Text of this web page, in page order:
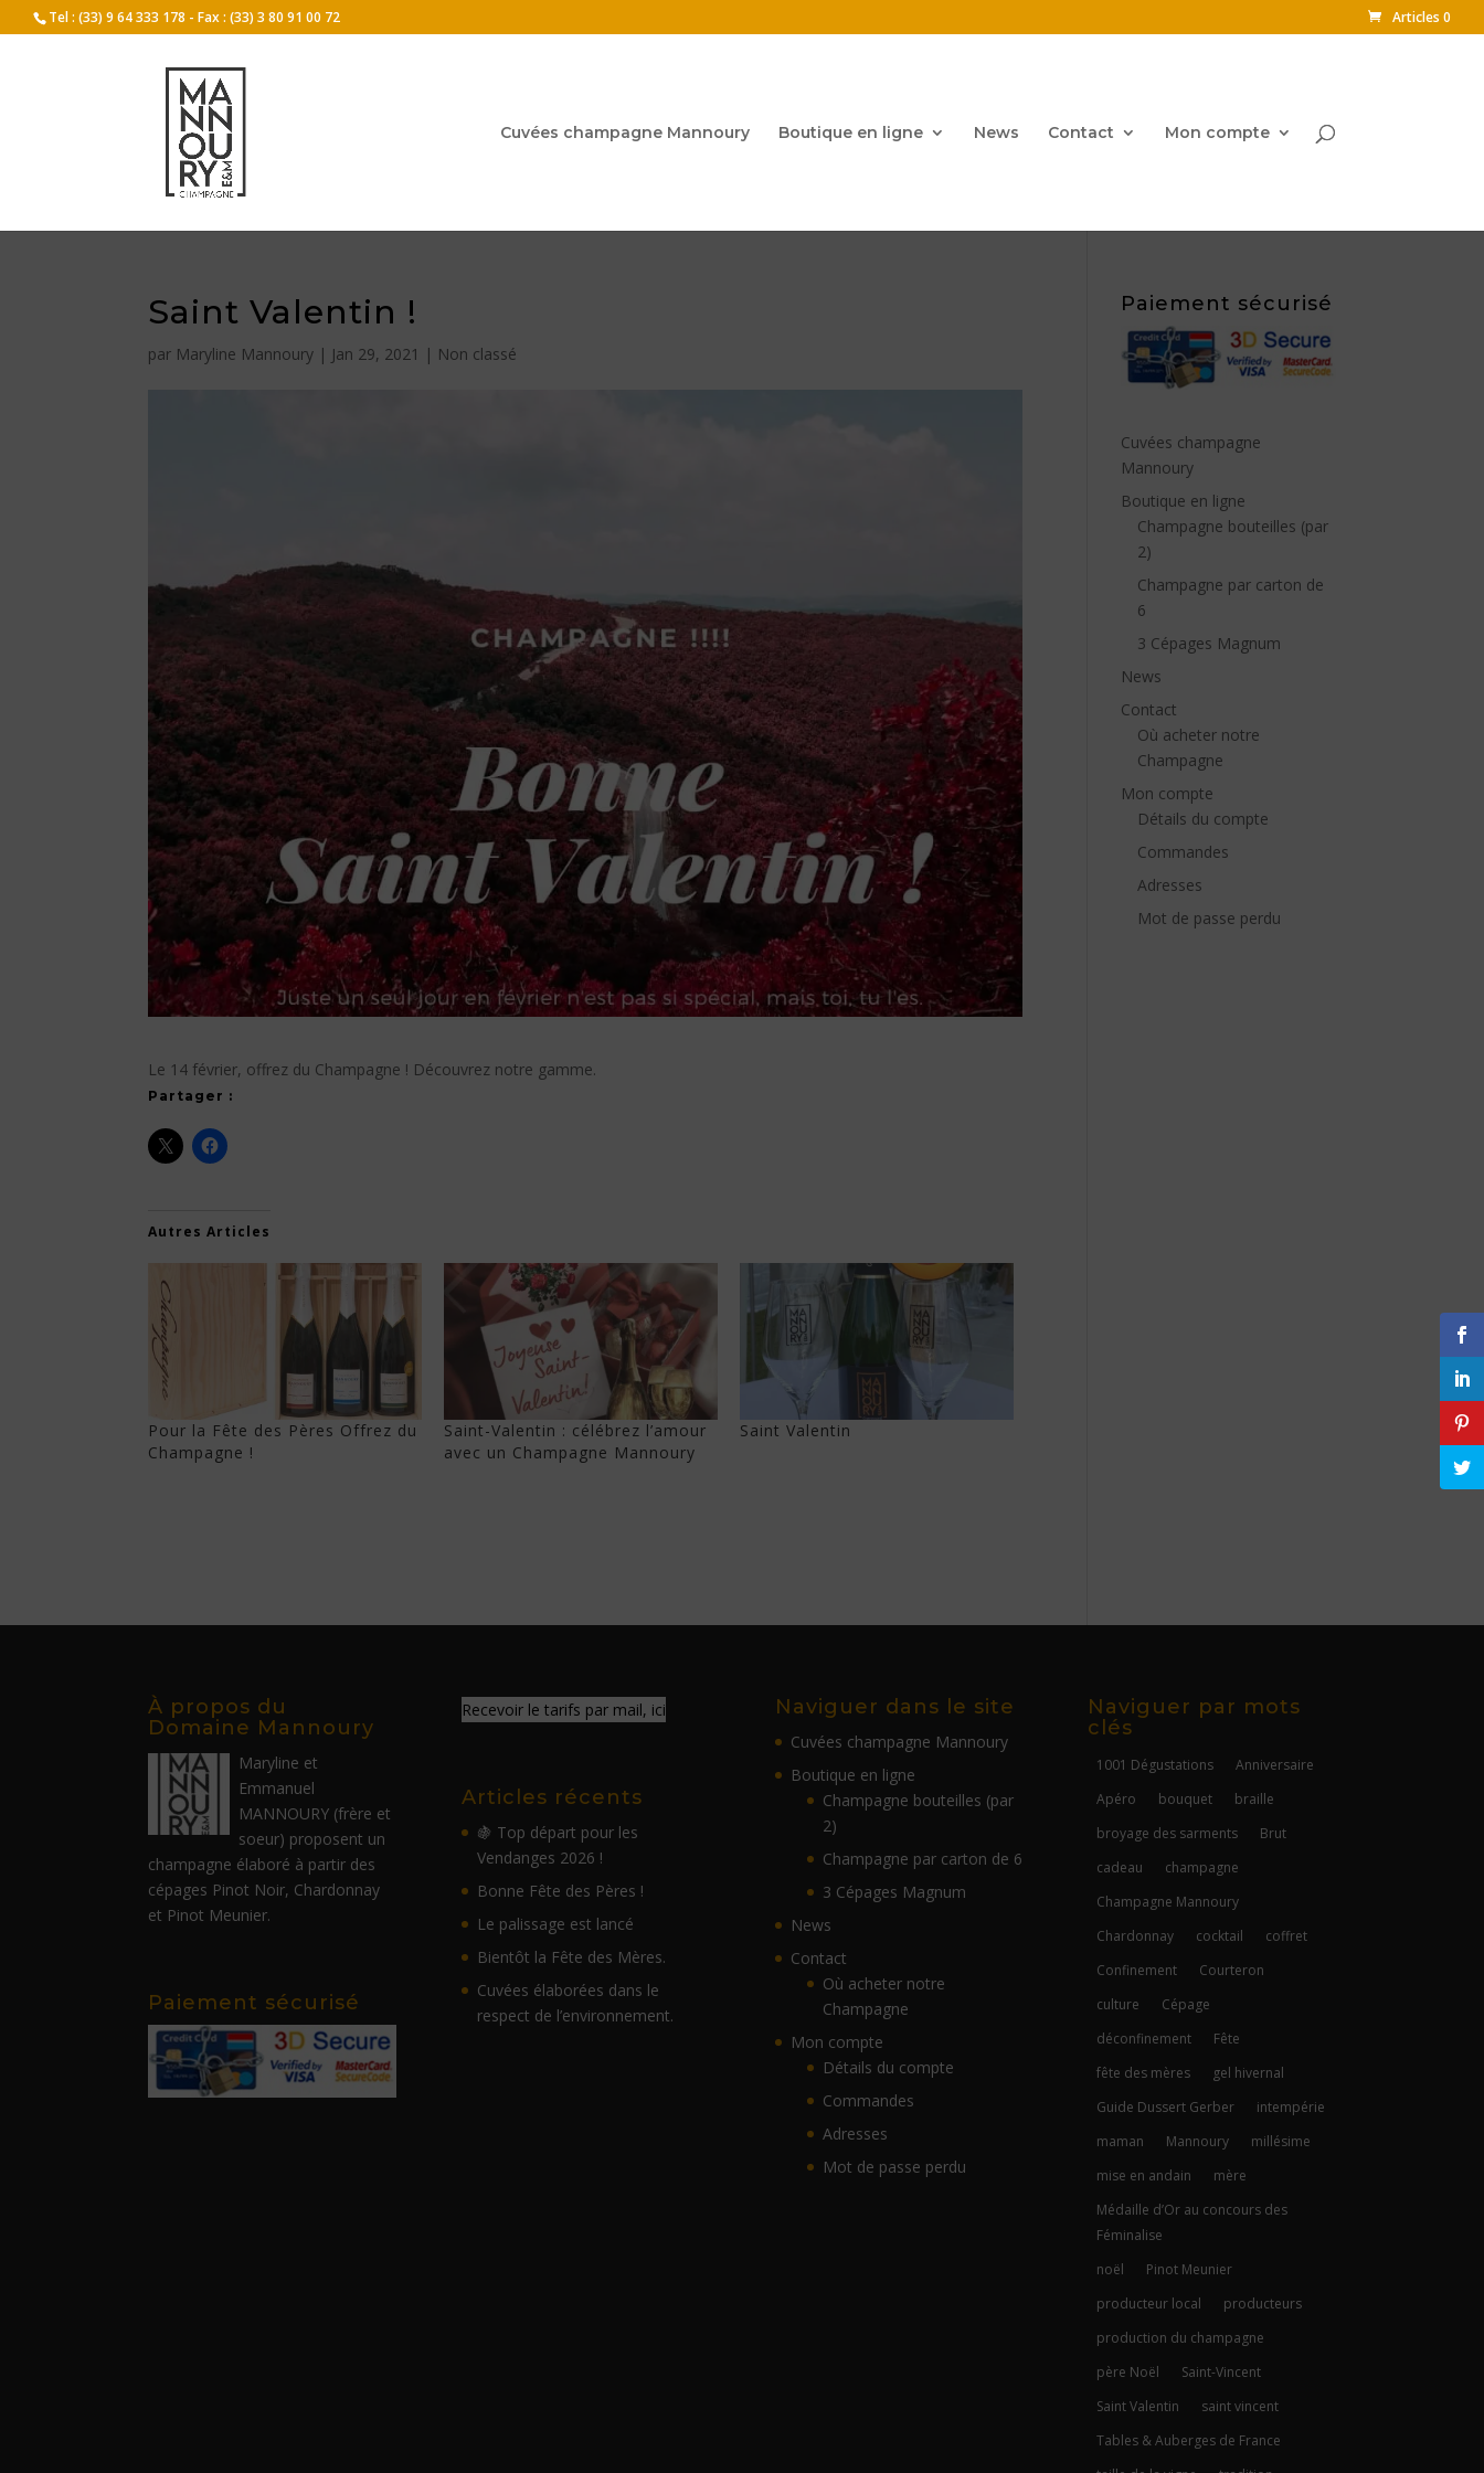
Tel : (33) 9 64 333 178 - Fax : (33) 3 80 91 00 72 Articles 0
Cuvées champagne Mannoury Boutique en ligne News Contact Mon compte
Saint Valentin !
par Maryline Mannoury | Jan 29, 2021 | Non classé
Le 14 février, offrez du Champagne ! Découvrez notre gamme.
Partager :
Autres Articles
Pour la Fête des Pères Offrez du
Champagne !
Saint-Valentin : célébrez l’amour
avec un Champagne Mannoury
Saint Valentin
Paiement sécurisé
Cuvées champagne
Mannoury
Boutique en ligne
Champagne bouteilles (par
2)
Champagne par carton de
6
3 Cépages Magnum
News
Contact
Où acheter notre
Champagne
Mon compte
Détails du compte
Commandes
Adresses
Mot de passe perdu
À propos du
Domaine Mannoury
Maryline et
Emmanuel
MANNOURY (frère et
soeur) proposent un
champagne élaboré à partir des
cépages Pinot Noir, Chardonnay
et Pinot Meunier.
Paiement sécurisé
Recevoir le tarifs par mail, ici
Articles récents
🍇 Top départ pour les
Vendanges 2026 !
Bonne Fête des Pères !
Le palissage est lancé
Bientôt la Fête des Mères.
Cuvées élaborées dans le
respect de l’environnement.
Naviguer dans le site
Cuvées champagne Mannoury
Boutique en ligne
Champagne bouteilles (par
2)
Champagne par carton de 6
3 Cépages Magnum
News
Contact
Où acheter notre
Champagne
Mon compte
Détails du compte
Commandes
Adresses
Mot de passe perdu
Naviguer par mots
clés
1001 Dégustations
Anniversaire
Apéro
bouquet
braille
broyage des sarments
Brut
cadeau
champagne
Champagne Mannoury
Chardonnay
cocktail
coffret
Confinement
Courteron
culture
Cépage
déconfinement
Fête
fête des mères
gel hivernal
Guide Dussert Gerber
intempérie
maman
Mannoury
millésime
mise en andain
mère
Médaille d’Or au concours des
Féminalise
noël
Pinot Meunier
producteur local
producteurs
production du champagne
père Noël
Saint-Vincent
Saint Valentin
saint vincent
Tables & Auberges de France